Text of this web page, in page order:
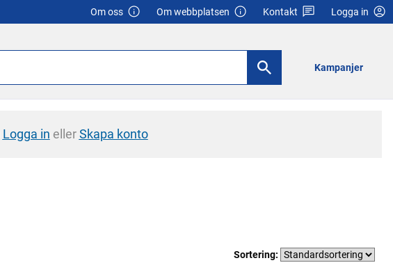
Om oss Om webbplatsen Kontakt Logga in
Kampanjer
Logga in ellerSkapa konto
Sortering: